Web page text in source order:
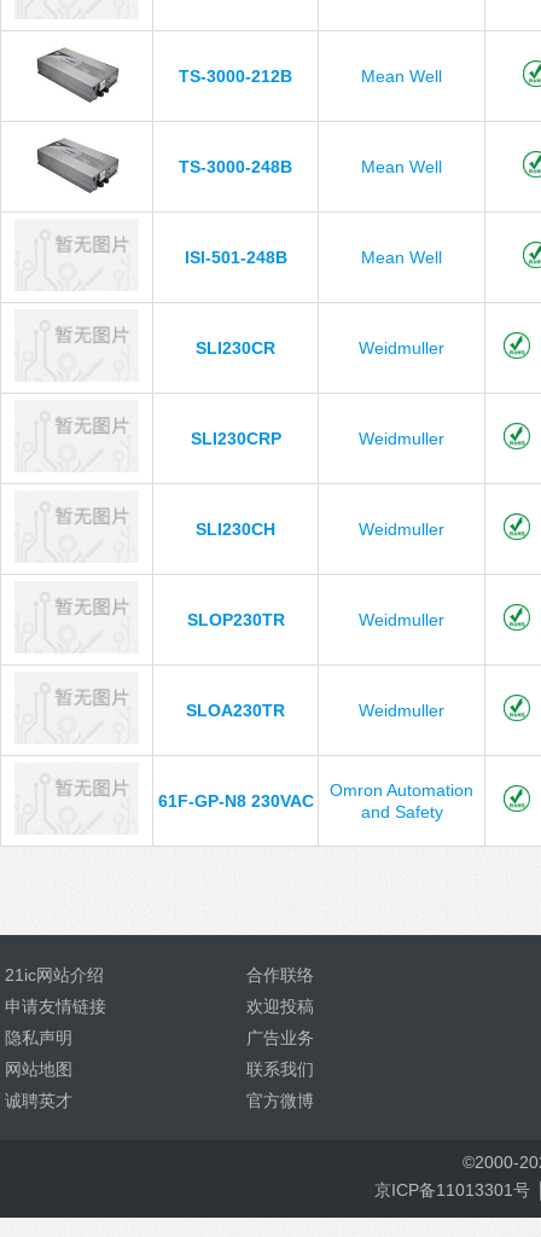
TS-3000-212B Mean Well
TS-3000-248B Mean Well
ISI-501-248B Mean Well
SLI230CR Weidmuller
SLI230CRP Weidmuller
SLI230CH Weidmuller
SLOP230TR Weidmuller
SLOA230TR Weidmuller
61F-GP-N8 230VAC
Omron Automation
and Safety
21ic网站介绍
合作联络
申请友情链接
欢迎投稿
隐私声明
广告业务
网站地图
联系我们
诚聘英才
官方微博
©2000-
京ICP备11013301号